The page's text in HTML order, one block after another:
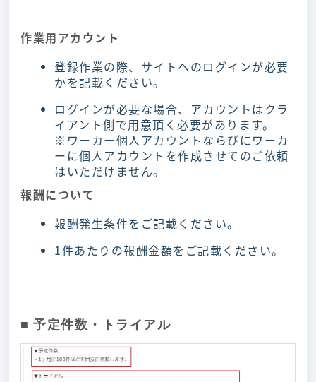
作業用アカウント
登録作業の際、サイトへのログインが必要
かを記載ください。
ログインが必要な場合、アカウントはクラ
イアント側で用意頂く必要があります。
※ワーカー個人アカウントならびにワーカ
ーに個人アカウントを作成させてのご依頼
はいただけません。
報酬について
報酬発生条件をご記載ください。
1件あたりの報酬金額をご記載ください。
■ 予定件数・トライアル